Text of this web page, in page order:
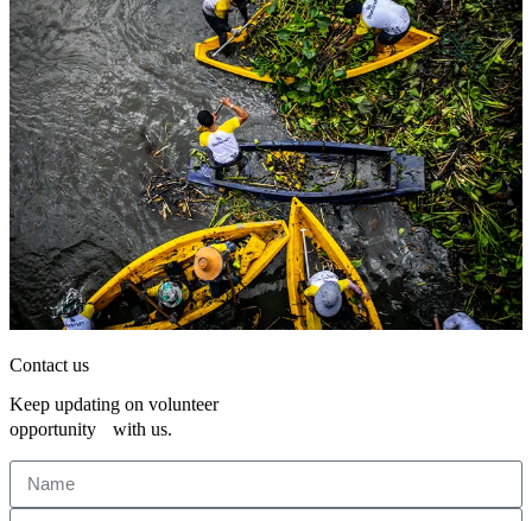
Contact us
Keep updating on volunteer
opportunity with us.